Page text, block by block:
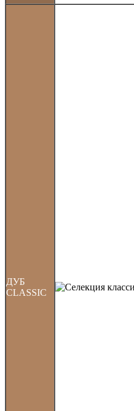
ДУБ
CLASSIC